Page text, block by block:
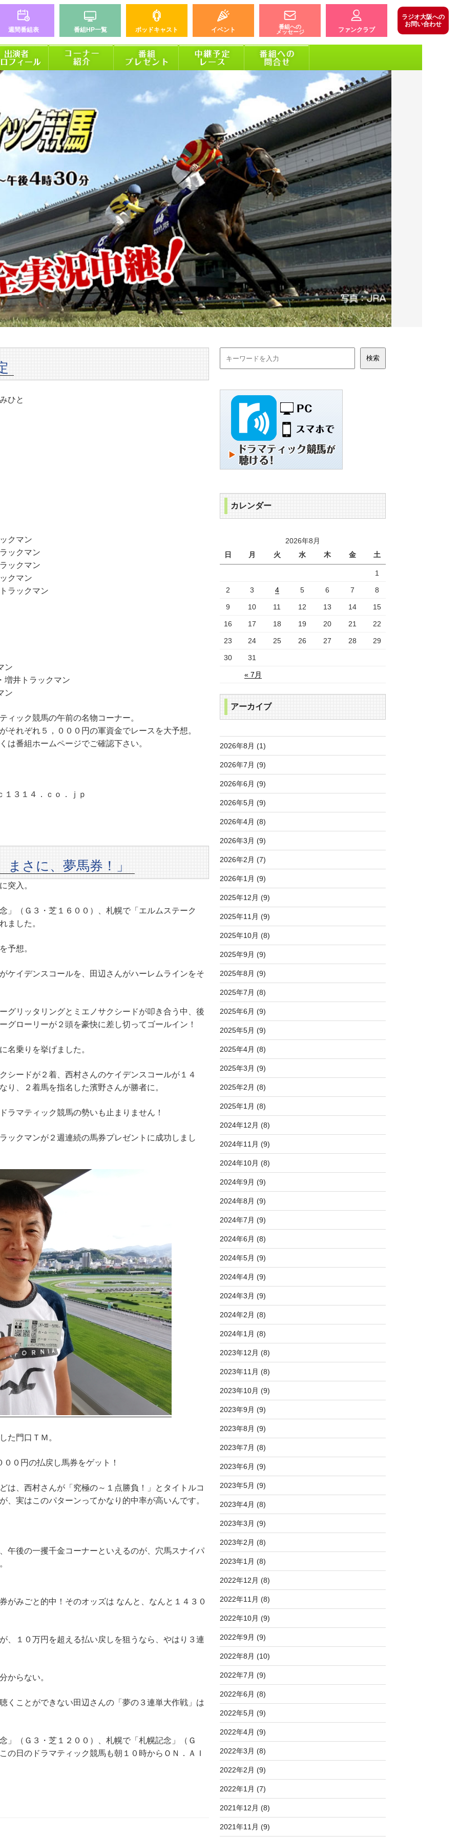
週間番組表 番組HP一覧 ポッドキャスト イベント
番組への
メッセージ
ファンクラブ
ラジオ大阪への
お問い合わせ
ひと
クマン
ックマン
ックマン
クマン
ラックマン
ン
井トラックマン
ン
ック競馬の午前の名物コーナー。
それぞれ５，０００円の軍資金でレースを大予想。
は番組ホームページでご確認下さい。
３１４．ｃｏ．ｊｐ
さに、夢馬券！」
突入。
」（Ｇ３・芝１６００）、札幌で「エルムステーク
ました。
予想。
ケイデンスコールを、田辺さんがハーレムラインをそ
グリッタリングとミエノサクシードが叩き合う中、後
グローリーが２頭を豪快に差し切ってゴールイン！
名乗りを挙げました。
シードが２着、西村さんのケイデンスコールが１４
り、２着馬を指名した濱野さんが勝者に。
ラマティック競馬の勢いも止まりません！
ックマンが２週連続の馬券プレゼントに成功しまし
た門口ＴＭ。
０円の払戻し馬券をゲット！
は、西村さんが「究極の～１点勝負！」とタイトルコ
、実はこのパターンってかなり的中率が高いんです。
午後の一攫千金コーナーといえるのが、穴馬スナイパ
がみごと的中！そのオッズは なんと、なんと１４３０
、１０万円を超える払い戻しを狙うなら、やはり３連
からない。
くことができない田辺さんの「夢の３連単大作戦」は
」（Ｇ３・芝１２００）、札幌で「札幌記念」（Ｇ
の日のドラマティック競馬も朝１０時からＯＮ．ＡＩ
カレンダー
2026年8月
日
月 火 水 木 金 土
« 7月
1
2 3 4 5 6 7 8
9 10 11 12 13 14 15
16 17 18 19 20 21 22
23 24 25 26 27 28 29
30 31
アーカイブ
2026年8月 (1)
2026年7月 (9)
2026年6月 (9)
2026年5月 (9)
2026年4月 (8)
2026年3月 (9)
2026年2月 (7)
2026年1月 (9)
2025年12月 (9)
2025年11月 (9)
2025年10月 (8)
2025年9月 (9)
2025年8月 (9)
2025年7月 (8)
2025年6月 (9)
2025年5月 (9)
2025年4月 (8)
2025年3月 (9)
2025年2月 (8)
2025年1月 (8)
2024年12月 (8)
2024年11月 (9)
2024年10月 (8)
2024年9月 (9)
2024年8月 (9)
2024年7月 (9)
2024年6月 (8)
2024年5月 (9)
2024年4月 (9)
2024年3月 (9)
2024年2月 (8)
2024年1月 (8)
2023年12月 (8)
2023年11月 (8)
2023年10月 (9)
2023年9月 (9)
2023年8月 (9)
2023年7月 (8)
2023年6月 (9)
2023年5月 (9)
2023年4月 (8)
2023年3月 (9)
2023年2月 (8)
2023年1月 (8)
2022年12月 (8)
2022年11月 (8)
2022年10月 (9)
2022年9月 (9)
2022年8月 (10)
2022年7月 (9)
2022年6月 (8)
2022年5月 (9)
2022年4月 (9)
2022年3月 (8)
2022年2月 (9)
2022年1月 (7)
2021年12月 (8)
2021年11月 (9)